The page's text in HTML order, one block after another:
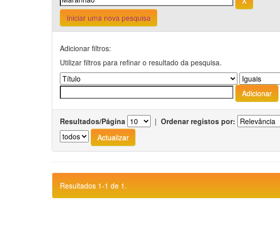
Iniciar uma nova pesquisa
Adicionar filtros:
Utilizar filtros para refinar o resultado da pesquisa.
Resultados/Página | Ordenar registos por:
Resultados 1-1 de 1.